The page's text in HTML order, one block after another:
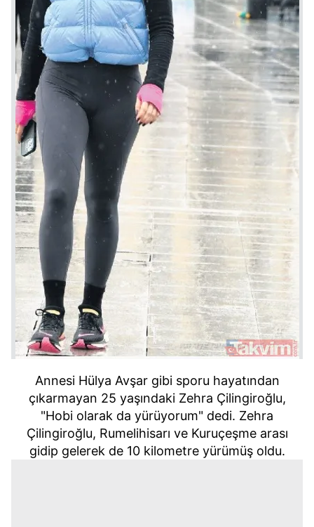
Annesi Hülya Avşar gibi sporu hayatından
çıkarmayan 25 yaşındaki Zehra Çilingiroğlu,
"Hobi olarak da yürüyorum" dedi. Zehra
Çilingiroğlu, Rumelihisarı ve Kuruçeşme arası
gidip gelerek de 10 kilometre yürümüş oldu.